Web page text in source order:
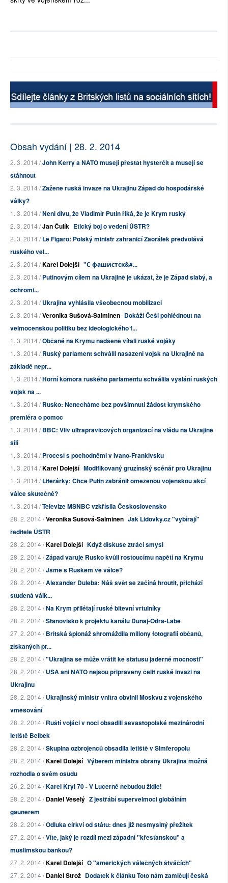
Obsah vydání | 28. 2. 2014
2. 3. 2014 /John Kerry a NATO musejí přestat hysterčit a musejí se
stáhnout
2. 3. 2014 /Zažene ruská invaze na Ukrajinu Západ do hospodářské
války?
1. 3. 2014 /Není divu, že Vladimír Putin říká, že je Krym ruský
2. 3. 2014 /Jan Čulík Etický boj o vedení ÚSTR?
2. 3. 2014 /Le Figaro: Polský ministr zahraničí Zaorálek předvolává
ruského vel...
2. 3. 2014 /Karel Dolejší "С фашистск&#...
2. 3. 2014 /Putinovým cílem na Ukrajině je ukázat, že je Západ slabý, a
ochromi...
2. 3. 2014 /Ukrajina vyhlásila všeobecnou mobilizaci
2. 3. 2014 /Veronika Sušová-Salminen Dokáží Češi pohlédnout na
velmocenskou politiku bez ideologického f...
1. 3. 2014 /Občané na Krymu nadšeně vítali ruské vojáky
1. 3. 2014 /Ruský parlament schválil nasazení vojsk na Ukrajině na
základě nepr...
1. 3. 2014 /Horní komora ruského parlamentu schválila vyslání ruských
vojsk na ...
1. 3. 2014 /Rusko: Nenecháme bez povšimnutí žádost krymského
premiéra o pomoc
1. 3. 2014 /BBC: Vliv ultrapravicových organizací na vládu na Ukrajině
sílí
1. 3. 2014 /Procesí s pochodněmi v Ivano-Frankivsku
1. 3. 2014 /Karel Dolejší Modifikovaný gruzínský scénář pro Ukrajinu
1. 3. 2014 /Literárky: Chce Putin zabránit omezenou vojenskou akcí
válce skutečné?
1. 3. 2014 /Televize MSNBC vzkřísila Československo
28. 2. 2014 /Veronika Sušová-Salminen Jak Lidovky.cz "vybírají"
ředitele ÚSTR
28. 2. 2014 /Karel Dolejší Když diskuse ztrácí smysl
28. 2. 2014 /Západ varuje Rusko kvůli rostoucímu napětí na Krymu
28. 2. 2014 /Jsme s Ruskem ve válce?
28. 2. 2014 /Alexander Duleba: Náš svět se začíná hroutit, přichází
studená válk...
28. 2. 2014 /Na Krym přilétají ruské bitevní vrtulníky
28. 2. 2014 /Stanovisko k projektu kanálu Dunaj-Odra-Labe
27. 2. 2014 /Britská špionáž shromáždila miliony fotografií občanů,
získaných pr...
28. 2. 2014 /"Ukrajina se může vrátit ke statusu jaderné mocnosti"
28. 2. 2014 /USA ani NATO nejsou připraveny čelit ruské invazi na
Ukrajinu
28. 2. 2014 /Ukrajinský ministr vnitra obvinil Moskvu z vojenského
vměšování
28. 2. 2014 /Ruští vojáci v noci obsadili sevastopolské mezinárodní
letiště Belbek
28. 2. 2014 /Skupina ozbrojenců obsadila letiště v Simferopolu
28. 2. 2014 /Karel Dolejší Výběrem ministra obrany Ukrajina možná
rozhodla o svém osudu
26. 2. 2014 /Karel Kryl 70 - V Lucerně nebudou židle!
28. 2. 2014 /Daniel Veselý Z jestřábí supervelmoci globálním
gaunerem
28. 2. 2014 /Odluka církví od státu: dnes již nesmyslný přežitek
27. 2. 2014 /Víte, jaký je rozdíl mezi západní "křesťanskou" a
muslimskou bankou?
27. 2. 2014 /Karel Dolejší O "amerických válečných štváčích"
27. 2. 2014 /Daniel Strož Dodatek k článku Toto nám zamlčují česká